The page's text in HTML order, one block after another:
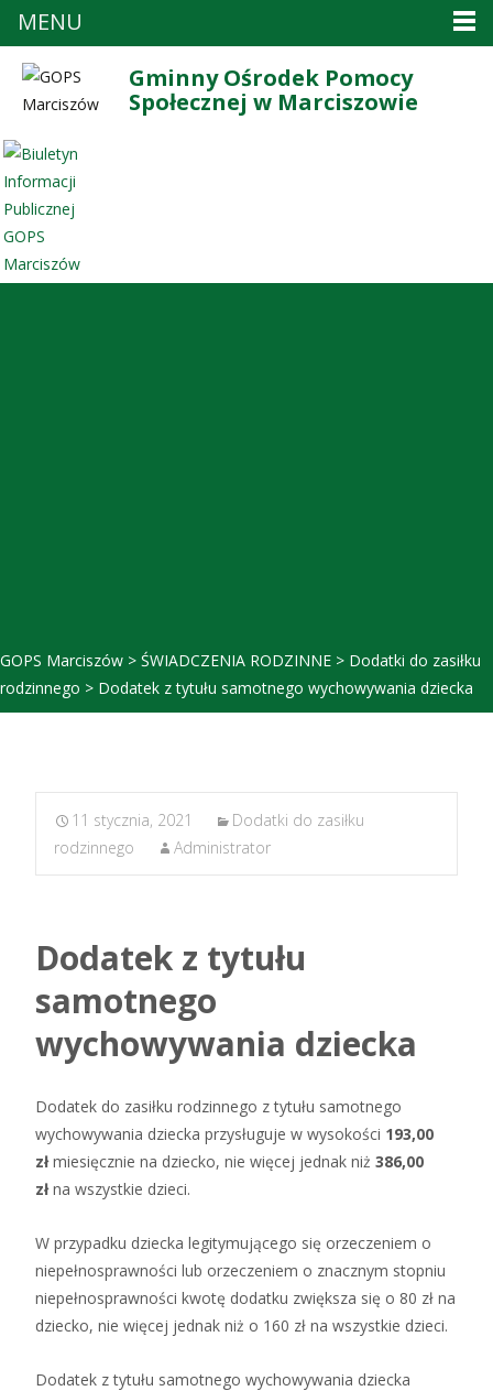
Gminny Ośrodek Pomocy
Społecznej w Marciszowie
GOPS Marciszów > ŚWIADCZENIA RODZINNE > Dodatki do zasiłku
rodzinnego > Dodatek z tytułu samotnego wychowywania dziecka
11 stycznia, 2021
Dodatki do zasiłku
rodzinnego
Administrator
Dodatek z tytułu
samotnego
wychowywania dziecka
Dodatek do zasiłku rodzinnego z tytułu samotnego
wychowywania dziecka przysługuje w wysokości 193,00
złmiesięcznie na dziecko, nie więcej jednak niż 386,00
złna wszystkie dzieci.
W przypadku dziecka legitymującego się orzeczeniem o
niepełnosprawności lub orzeczeniem o znacznym stopniu
niepełnosprawności kwotę dodatku zwiększa się o 80 zł na
dziecko, nie więcej jednak niż o 160 zł na wszystkie dzieci.
Dodatek z tytułu samotnego wychowywania dziecka
MENU